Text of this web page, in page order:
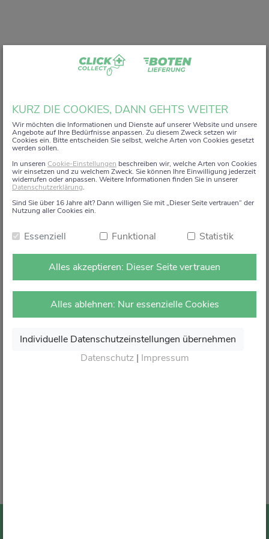
Liebe Kundin, lieber Kunde,
vielen Dank, dass Sie unser digitalesZACK+DA!
Aktionsregal genutzt haben.
Wir haben uns sehr gefreut, Sie auf diesem Weg begleiten
zu dürfen.
Dieses Angebot wird zum 15. Januar 2026 eingestellt.
Ab dem 16. Januar 2026 stehen die Online-
nicht mehr zur Verfügung.
Natürlich sind wir weiterhin persönlich für Sie da. Direkt
vor Ort in Ihrer Apotheke.
attraktive Angebote und den besten Service rund um Ihre
Danke für Ihr Vertrauen.
KURZ DIE COOKIES, DANN GEHTS WEITER
Wir möchten die Informationen und Dienste auf unserer Website und unsere
Angebote auf Ihre Bedürfnisse anpassen. Zu diesem Zweck setzen wir
Cookies ein. Bitte entscheiden Sie selbst, welche Arten von Cookies gesetzt
werden sollen.
In unseren Cookie-Einstellungen beschreiben wir, welche Arten von Cookies
wir einsetzen und zu welchem Zweck. Sie können Ihre Einwilligung jederzeit
widerrufen oder anpassen. Weitere Informationen finden Sie in unserer
Datenschutzerklärung.
Sind Sie über 16 Jahre alt? Dann willigen Sie mit „Dieser Seite vertrauen“ der
Nutzung aller Cookies ein.
Essenziell Funktional Statistik
Alles akzeptieren: Dieser Seite vertrauen
Alles ablehnen: Nur essenzielle Cookies
Individuelle Datenschutzeinstellungen übernehmen
Datenschutz| Impressum